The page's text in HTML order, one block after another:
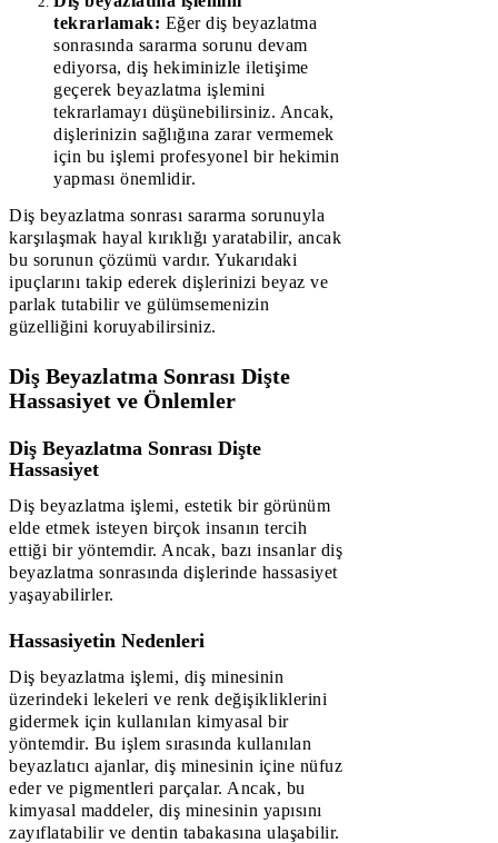
tekrarlamak: Eğer diş beyazlatma
sonrasında sararma sorunu devam
ediyorsa, diş hekiminizle iletişime
geçerek beyazlatma işlemini
tekrarlamayı düşünebilirsiniz. Ancak,
dişlerinizin sağlığına zarar vermemek
için bu işlemi profesyonel bir hekimin
yapması önemlidir.
Diş beyazlatma sonrası sararma sorunuyla
karşılaşmak hayal kırıklığı yaratabilir, ancak
bu sorunun çözümü vardır. Yukarıdaki
ipuçlarını takip ederek dişlerinizi beyaz ve
parlak tutabilir ve gülümsemenizin
güzelliğini koruyabilirsiniz.
Diş Beyazlatma Sonrası Dişte
Hassasiyet ve Önlemler
Diş Beyazlatma Sonrası Dişte
Hassasiyet
Diş beyazlatma işlemi, estetik bir görünüm
elde etmek isteyen birçok insanın tercih
ettiği bir yöntemdir. Ancak, bazı insanlar diş
beyazlatma sonrasında dişlerinde hassasiyet
yaşayabilirler.
Hassasiyetin Nedenleri
Diş beyazlatma işlemi, diş minesinin
üzerindeki lekeleri ve renk değişikliklerini
gidermek için kullanılan kimyasal bir
yöntemdir. Bu işlem sırasında kullanılan
beyazlatıcı ajanlar, diş minesinin içine nüfuz
eder ve pigmentleri parçalar. Ancak, bu
kimyasal maddeler, diş minesinin yapısını
zayıflatabilir ve dentin tabakasına ulaşabilir.